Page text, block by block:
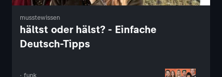
musstewissen
hältst oder hälst? - Einfache
Deutsch-Tipps
· funk